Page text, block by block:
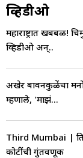
व्हिडीओ
महाराष्ट्रात खबबळ!
व्हिडीओ अन्..
अखेर बावनकुळेंचा
म्हणाले, 'माझं...
Third Mumbai |
कोटींची गुंतवणूक